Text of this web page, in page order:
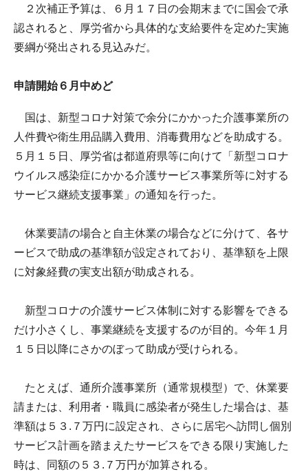
２次補正予算は、６月１７日の会期末までに国会で承
認されると、厚労省から具体的な支給要件を定めた実施
要綱が発出される見込みだ。
申請開始６月中めど
国は、新型コロナ対策で余分にかかった介護事業所の
人件費や衛生用品購入費用、消毒費用などを助成する。
５月１５日、厚労省は都道府県等に向けて「新型コロナ
ウイルス感染症にかかる介護サービス事業所等に対する
サービス継続支援事業」の通知を行った。
休業要請の場合と自主休業の場合などに分けて、各サ
ービスで助成の基準額が設定されており、基準額を上限
に対象経費の実支出額が助成される。
新型コロナの介護サービス体制に対する影響をできる
だけ小さくし、事業継続を支援するのが目的。今年１月
１５日以降にさかのぼって助成が受けられる。
たとえば、通所介護事業所（通常規模型）で、休業要
請または、利用者・職員に感染者が発生した場合は、基
準額は５３.７万円に設定され、さらに居宅へ訪問し個別
サービス計画を踏まえたサービスをできる限り実施した
時は、同額の５３.７万円が加算される。